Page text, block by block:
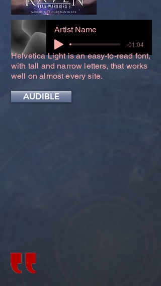
Artist Name
-01:04
Helvetica Light is an easy-to-read font,
with tall and narrow letters, that works
well on almost every site.
AUDIBLE